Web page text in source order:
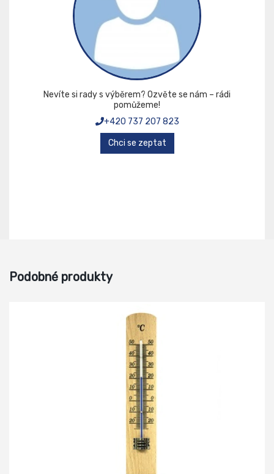
Nevíte si rady s výběrem? Ozvěte se nám – rádi
pomůžeme!
+420 737 207 823
Chci se zeptat
Podobné produkty